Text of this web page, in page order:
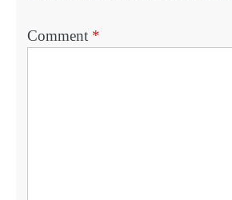
Comment *